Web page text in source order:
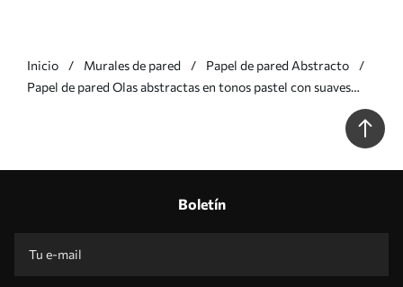
Inicio Murales de pared
Papel de pared Abstracto
Papel de pared Olas abstractas en tonos pastel con suaves
degradados de rosa y azul al estilo de la acuarela Nr. w05609
Boletín